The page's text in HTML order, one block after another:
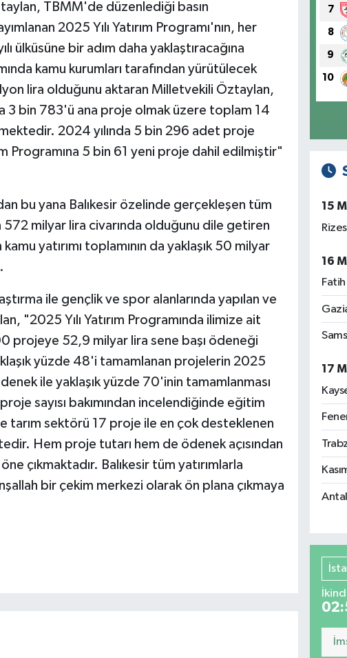
TBMM'de düzenlediği basın
2025 Yılı Yatırım Programı'nın, her
ülküsüne bir adım daha yaklaştıracağına
kamu kurumları tarafından yürütülecek
lira olduğunu aktaran Milletvekili Öztaylan,
3 bin 783'ü ana proje olmak üzere toplam 14
2024 yılında 5 bin 296 adet proje
Programına 5 bin 61 yeni proje dahil edilmiştir"
bu yana Balıkesir özelinde gerçekleşen tüm
572 milyar lira civarında olduğunu dile getiren
yatırımı toplamının da yaklaşık 50 milyar
ile gençlik ve spor alanlarında yapılan ve
"2025 Yılı Yatırım Programında ilimize ait
projeye 52,9 milyar lira sene başı ödeneği
yüzde 48'i tamamlanan projelerin 2025
ile yaklaşık yüzde 70'inin tamamlanması
sayısı bakımından incelendiğinde eğitim
tarım sektörü 17 proje ile en çok desteklenen
Hem proje tutarı hem de ödenek açısından
çıkmaktadır. Balıkesir tüm yatırımlarla
bir çekim merkezi olarak ön plana çıkmaya
7
8
9
10
15
16
17